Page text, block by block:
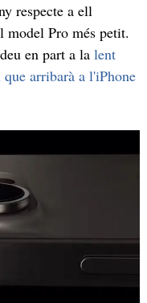
respecte a ell
model Pro més petit.
en part a la lent
arribarà a l'iPhone